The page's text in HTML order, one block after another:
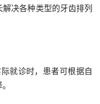
决各种类型的牙齿排列